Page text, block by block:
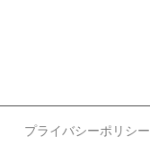
プライバシーポリシー